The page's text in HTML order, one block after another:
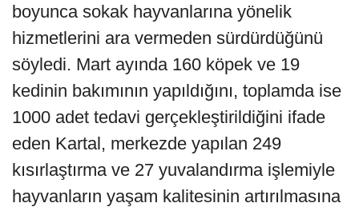
boyunca sokak hayvanlarına yönelik
hizmetlerini ara vermeden sürdürdüğünü
söyledi. Mart ayında 160 köpek ve 19
kedinin bakımının yapıldığını, toplamda ise
1000 adet tedavi gerçekleştirildiğini ifade
eden Kartal, merkezde yapılan 249
kısırlaştırma ve 27 yuvalandırma işlemiyle
hayvanların yaşam kalitesinin artırılmasına